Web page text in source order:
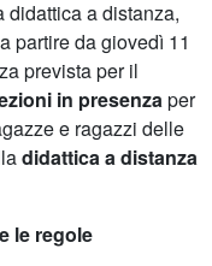
didattica a distanza,
partire da giovedì 11
prevista per il
in presenzaper
e ragazzi delle
didattica a distanza
le regole